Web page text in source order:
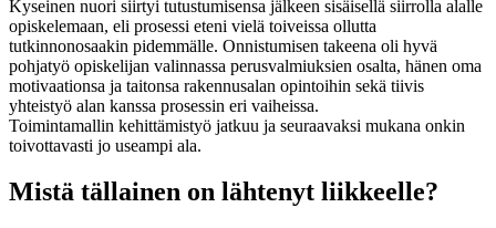
Kyseinen nuori siirtyi tutustumisensa jälkeen sisäisellä siirrolla alalle
opiskelemaan, eli prosessi eteni vielä toiveissa ollutta
tutkinnonosaakin pidemmälle. Onnistumisen takeena oli hyvä
pohjatyö opiskelijan valinnassa perusvalmiuksien osalta, hänen oma
motivaationsa ja taitonsa rakennusalan opintoihin sekä tiivis
yhteistyö alan kanssa prosessin eri vaiheissa.
Toimintamallin kehittämistyö jatkuu ja seuraavaksi mukana onkin
toivottavasti jo useampi ala.
Mistä tällainen on lähtenyt liikkeelle?